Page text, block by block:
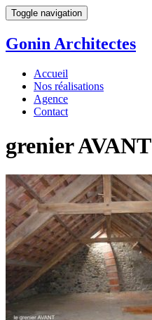
Toggle navigation
Gonin Architectes
Accueil
Nos réalisations
Agence
Contact
grenier AVANT